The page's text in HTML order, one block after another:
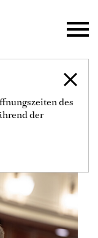
des
der